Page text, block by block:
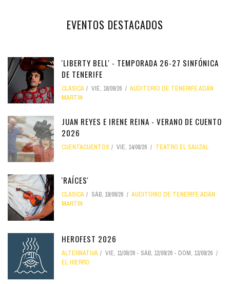
EVENTOS DESTACADOS
'LIBERTY BELL' - TEMPORADA 26-27 SINFÓNICA
DE TENERIFE
CLÁSICA VIE, 18/09/26
AUDITORIO DE TENERIFE ADÁN
MARTÍN
JUAN REYES E IRENE REINA - VERANO DE CUENTO
2026
CUENTACUENTOS VIE, 14/08/26 TEATRO EL SAUZAL
'RAÍCES'
CLÁSICA SÁB, 19/09/26
AUDITORIO DE TENERIFE ADÁN
MARTÍN
HEROFEST 2026
ALTERNATIVA VIE, 11/09/26 - SÁB, 12/09/26 - DOM, 13/09/26
EL HIERRO